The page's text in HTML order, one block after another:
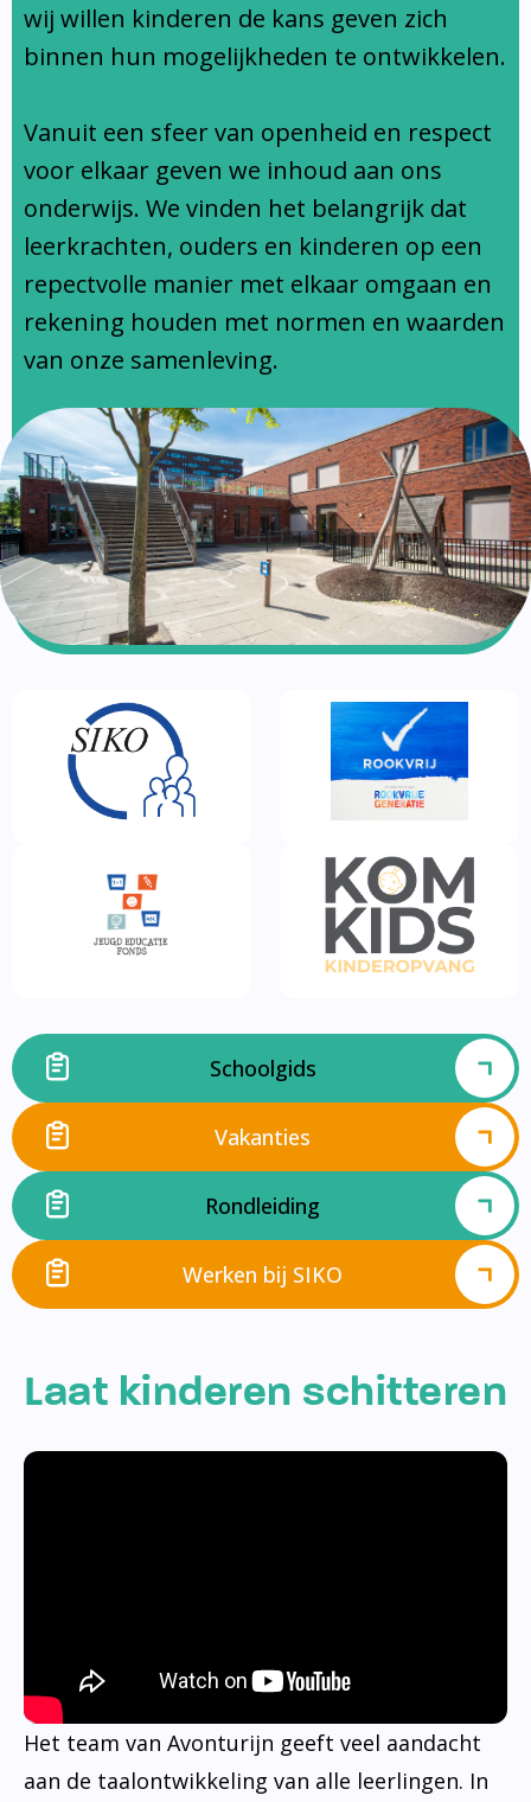
Ondersteuningsprofiel
wij willen kinderen de kans geven zich
binnen hun mogelijkheden te ontwikkelen.
Vanuit een sfeer van openheid en respect
voor elkaar geven we inhoud aan ons
onderwijs. We vinden het belangrijk dat
leerkrachten, ouders en kinderen op een
repectvolle manier met elkaar omgaan en
rekening houden met normen en waarden
van onze samenleving.
Schoolgids
Vakanties
Rondleiding
Werken bij SIKO
Laat kinderen schitteren
Het team van Avonturijn geeft veel aandacht
aan de taalontwikkeling van alle leerlingen. In